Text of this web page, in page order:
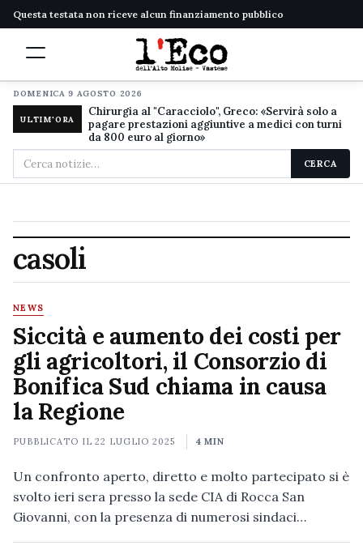
Questa testata non riceve alcun finanziamento pubblico
DOMENICA 9 AGOSTO 2026
ULTIM'ORA
Chirurgia al "Caracciolo", Greco: «Servirà solo a
pagare prestazioni aggiuntive a medici con turni
da 800 euro al giorno»
Cerca
nel
CERCA
casoli
NEWS
Siccità e aumento dei costi per
gli agricoltori, il Consorzio di
Bonifica Sud chiama in causa
la Regione
PUBBLICATO IL22 LUGLIO 2025 4 MIN
Un confronto aperto, diretto e molto partecipato si è
svolto ieri sera presso la sede CIA di Rocca San
Giovanni, con la presenza di numerosi sindaci…